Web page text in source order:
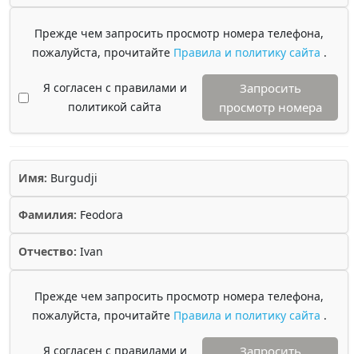
Прежде чем запросить просмотр номера телефона,
пожалуйста, прочитайте Правила и политику сайта .
Я согласен с правилами и
политикой сайта
Запросить
просмотр номера
Имя: Burgudji
Фамилия: Feodora
Отчество: Ivan
Прежде чем запросить просмотр номера телефона,
пожалуйста, прочитайте Правила и политику сайта .
Я согласен с правилами и
Запросить